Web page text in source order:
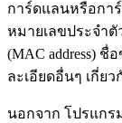
การ์ดแลนหรือการ์
หมายเลขประจำ
(MAC address) ชื่
ละเอียดอื่นๆ เกี่ยว
นอกจาก โปรแกร